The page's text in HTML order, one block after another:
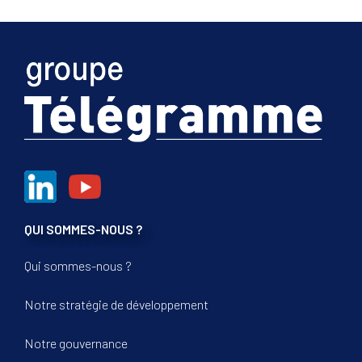
QUI SOMMES-NOUS ?
Qui sommes-nous ?
Notre stratégie de développement
Notre gouvernance